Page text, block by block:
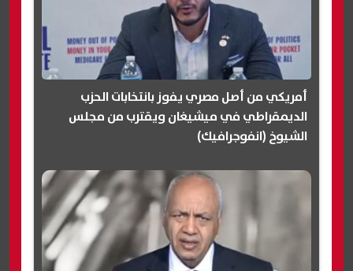
أمريكي من أصل مصري يفوز بانتخابات الحزب
الديمقراطي في ميشيغان ويقترب من مجلس
الشيوخ (انفوجرافيك)